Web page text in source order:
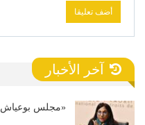
آخر الأخبار
«مجلس